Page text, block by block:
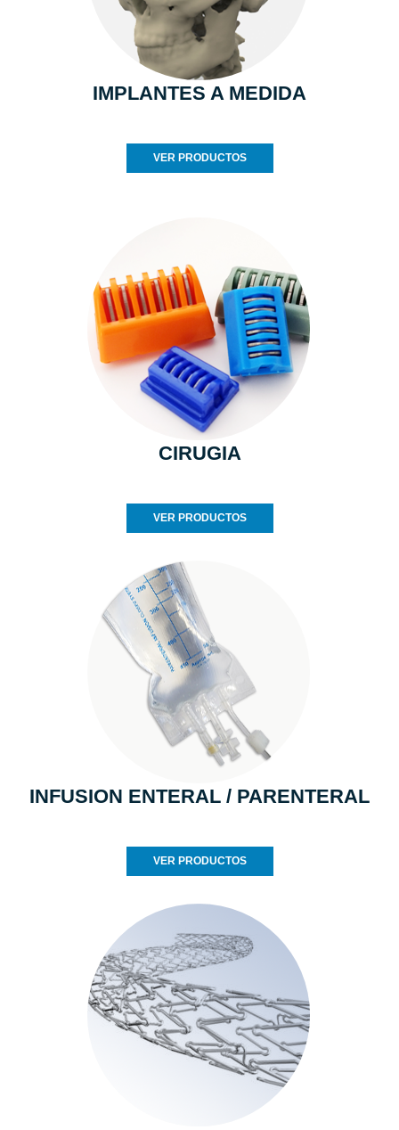
IMPLANTES A MEDIDA
VER PRODUCTOS
CIRUGIA
VER PRODUCTOS
INFUSION ENTERAL / PARENTERAL
VER PRODUCTOS